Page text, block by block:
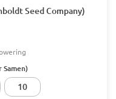
Seed Company)
Samen)
10